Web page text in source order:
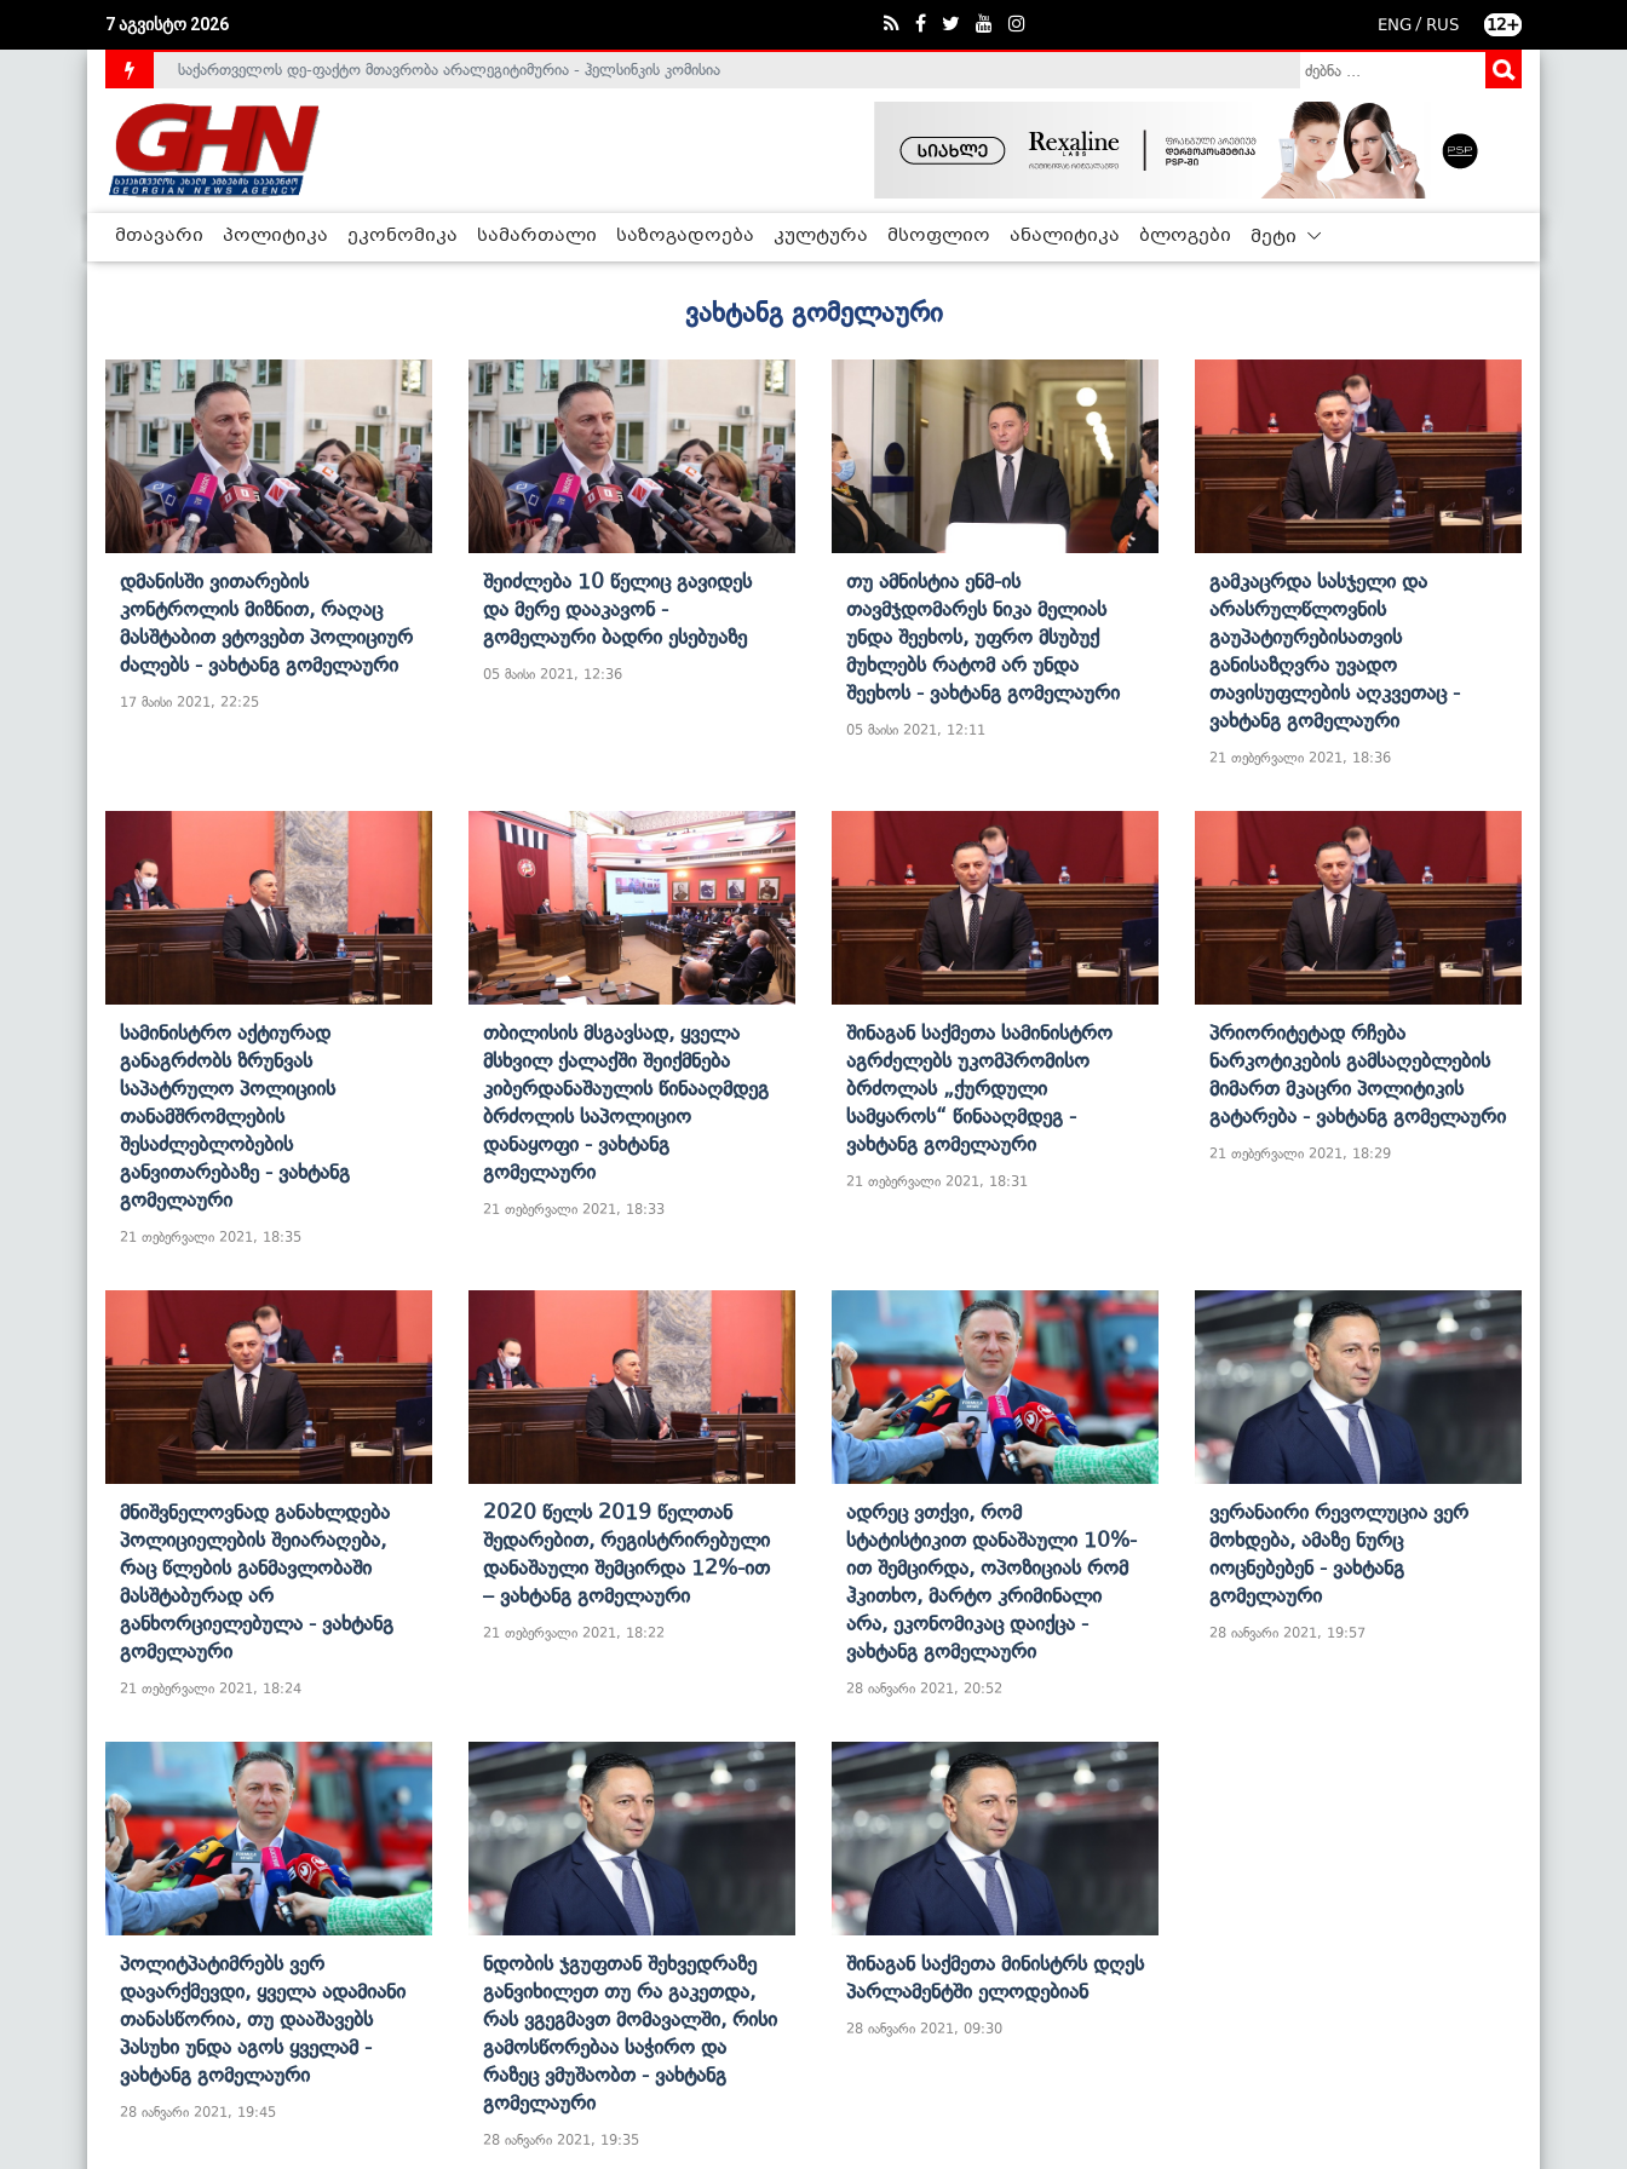
7 აგვისტო 2026 ENG / RUS 12+
საქართველოს დე-ფაქტო მთავრობა არალეგიტიმურია - ჰელსინკის კომისია
მთავარი პოლიტიკა ეკონომიკა სამართალი საზოგადოება კულტურა მსოფლიო ანალიტიკა ბლოგები მეტი
ვახტანგ გომელაური
Დმანისში Ვითარების
Კონტროლის Მიზნით, Რაღაც
Მასშტაბით Ვტოვებთ Პოლიციურ
Ძალებს - Ვახტანგ Გომელაური
17 მაისი 2021, 22:25
Შეიძლება 10 Წელიც Გავიდეს
Და Მერე Დააკავონ -
Გომელაური Ბადრი Ესებუაზე
05 მაისი 2021, 12:36
Თუ Ამნისტია Ენმ-Ის
Თავმჯდომარეს Ნიკა Მელიას
Უნდა Შეეხოს, Უფრო Მსუბუქ
Მუხლებს Რატომ Არ Უნდა
Შეეხოს - Ვახტანგ Გომელაური
05 მაისი 2021, 12:11
Გამკაცრდა Სასჯელი Და
Არასრულწლოვნის
Გაუპატიურებისათვის
Განისაზღვრა Უვადო
Თავისუფლების Აღკვეთაც -
Ვახტანგ Გომელაური
21 თებერვალი 2021, 18:36
Სამინისტრო Აქტიურად
Განაგრძობს Ზრუნვას
Საპატრულო Პოლიციის
Თანამშრომლების
Შესაძლებლობების
Განვითარებაზე - Ვახტანგ
Გომელაური
21 თებერვალი 2021, 18:35
Თბილისის Მსგავსად, Ყველა
Მსხვილ Ქალაქში Შეიქმნება
Კიბერდანაშაულის Წინააღმდეგ
Ბრძოლის Საპოლიციო
Დანაყოფი - Ვახტანგ
Გომელაური
21 თებერვალი 2021, 18:33
Შინაგან Საქმეთა Სამინისტრო
Აგრძელებს Უკომპრომისო
Ბრძოლას „ქურდული
Სამყაროს“ Წინააღმდეგ -
Ვახტანგ Გომელაური
21 თებერვალი 2021, 18:31
Პრიორიტეტად Რჩება
Ნარკოტიკების Გამსაღებლების
Მიმართ Მკაცრი Პოლიტიკის
Გატარება - Ვახტანგ Გომელაური
21 თებერვალი 2021, 18:29
Მნიშვნელოვნად Განახლდება
Პოლიციელების Შეიარაღება,
Რაც Წლების Განმავლობაში
Მასშტაბურად Არ
Განხორციელებულა - Ვახტანგ
Გომელაური
21 თებერვალი 2021, 18:24
2020 Წელს 2019 Წელთან
Შედარებით, Რეგისტრირებული
Დანაშაული Შემცირდა 12%-Ით
– Ვახტანგ Გომელაური
21 თებერვალი 2021, 18:22
Ადრეც Ვთქვი, Რომ
Სტატისტიკით Დანაშაული 10%-
Ით Შემცირდა, Ოპოზიციას Რომ
Ჰკითხო, Მარტო Კრიმინალი
Არა, Ეკონომიკაც Დაიქცა -
Ვახტანგ Გომელაური
28 იანვარი 2021, 20:52
Ვერანაირი Რევოლუცია Ვერ
Მოხდება, Ამაზე Ნურც
Იოცნებებენ - Ვახტანგ
Გომელაური
28 იანვარი 2021, 19:57
Პოლიტპატიმრებს Ვერ
Დავარქმევდი, Ყველა Ადამიანი
Თანასწორია, Თუ Დააშავებს
Პასუხი Უნდა Აგოს Ყველამ -
Ვახტანგ Გომელაური
28 იანვარი 2021, 19:45
Ნდობის Ჯგუფთან Შეხვედრაზე
Განვიხილეთ Თუ Რა Გაკეთდა,
Რას Ვგეგმავთ Მომავალში, Რისი
Გამოსწორებაა Საჭირო Და
Რაზეც Ვმუშაობთ - Ვახტანგ
Გომელაური
28 იანვარი 2021, 19:35
Შინაგან Საქმეთა Მინისტრს Დღეს
Პარლამენტში Ელოდებიან
28 იანვარი 2021, 09:30